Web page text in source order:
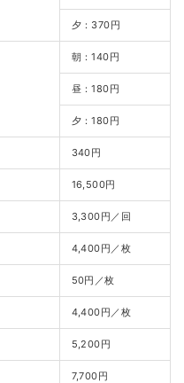
夕：370円
朝：140円
昼：180円
夕：180円
340円
16,500円
3,300円／回
4,400円／枚
50円／枚
4,400円／枚
5,200円
7,700円